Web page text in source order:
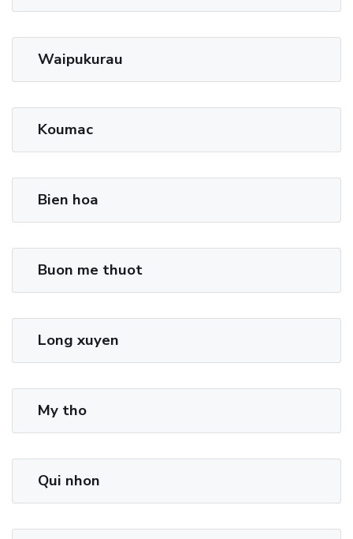
Waipukurau
Koumac
Bien hoa
Buon me thuot
Long xuyen
My tho
Qui nhon